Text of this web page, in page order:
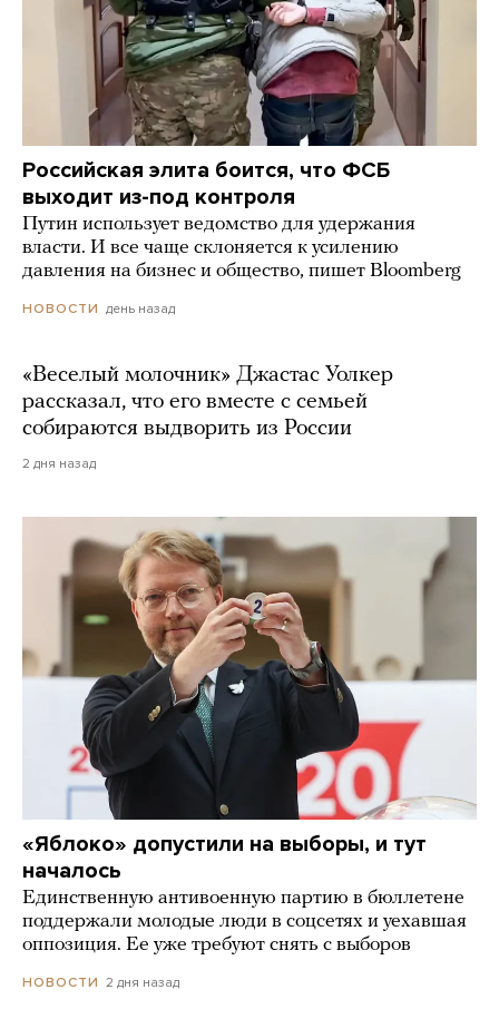
Российская элита боится, что ФСБ
выходит из-под контроля
Путин использует ведомство для удержания
власти. И все чаще склоняется к усилению
давления на бизнес и общество, пишет Bloomberg
НОВОСТИ день назад
«Веселый молочник» Джастас Уолкер
рассказал, что его вместе с семьей
собираются выдворить из России
2 дня назад
«Яблоко» допустили на выборы, и тут
началось
Единственную антивоенную партию в бюллетене
поддержали молодые люди в соцсетях и уехавшая
оппозиция. Ее уже требуют снять с выборов
НОВОСТИ 2 дня назад